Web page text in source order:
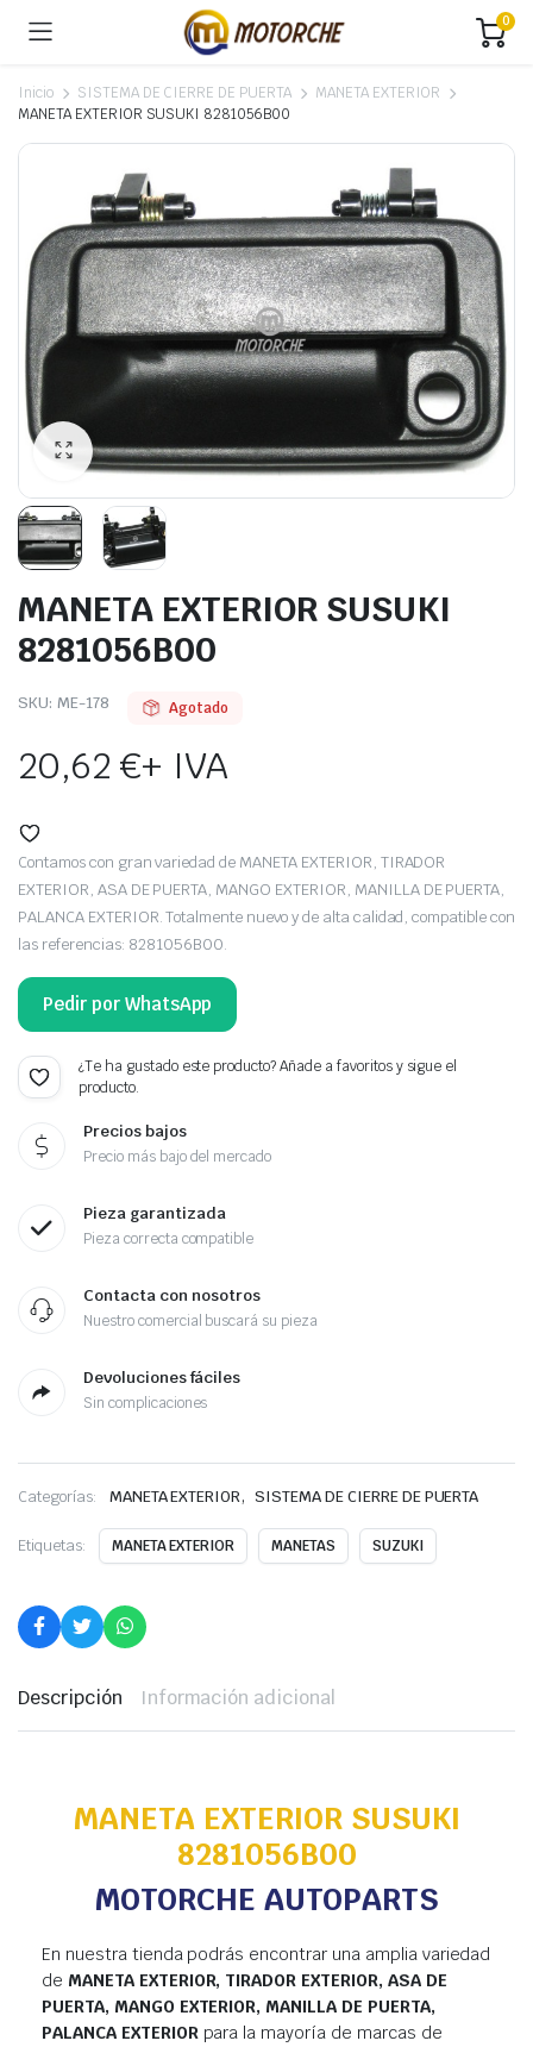
0
Inicio SISTEMA DE CIERRE DE PUERTA
MANETA EXTERIOR
MANETA EXTERIOR SUSUKI 8281056B00
MANETA EXTERIOR SUSUKI
8281056B00
SKU: ME-178 Agotado
20,62€+ IVA
Contamos con gran variedad de MANETA EXTERIOR, TIRADOR
EXTERIOR, ASA DE PUERTA, MANGO EXTERIOR, MANILLA DE PUERTA,
PALANCA EXTERIOR. Totalmente nuevo y de alta calidad, compatible con
las referencias: 8281056B00.
Pedir por WhatsApp
¿Te ha gustado este producto? Añade a favoritos y sigue el
producto.
Precios bajos
Precio más bajo del mercado
Pieza garantizada
Pieza correcta compatible
Contacta con nosotros
Nuestro comercial buscará su pieza
Devoluciones fáciles
Sin complicaciones
Categorías: MANETA EXTERIOR, SISTEMA DE CIERRE DE PUERTA
Etiquetas: MANETA EXTERIOR MANETAS SUZUKI
Descripción Información adicional
MANETA EXTERIOR SUSUKI
8281056B00
MOTORCHE AUTOPARTS
En nuestra tienda podrás encontrar una amplia variedad
de MANETA EXTERIOR, TIRADOR EXTERIOR, ASA DE
PUERTA, MANGO EXTERIOR, MANILLA DE PUERTA,
PALANCA EXTERIORpara la mayoría de marcas de